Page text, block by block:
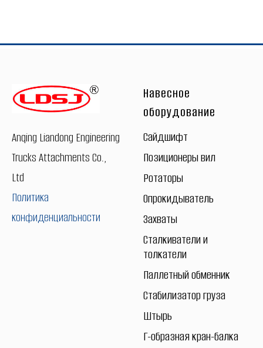
Anqing Liandong Engineering
Trucks Attachments Co.,
Ltd
Политика
конфиденциальности
Навесное
оборудование
Сайдшифт
Позиционеры вил
Ротаторы
Опрокидыватель
Захваты
Сталкиватели и
толкатели
Паллетный обменник
Стабилизатор груза
Штырь
Г-образная кран-балка